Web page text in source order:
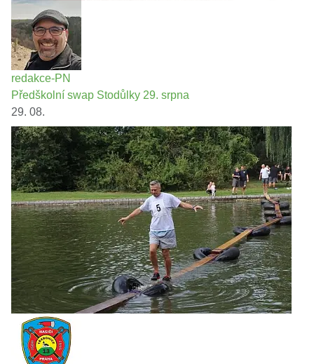
redakce-PN
Předškolní swap Stodůlky 29. srpna
29. 08.